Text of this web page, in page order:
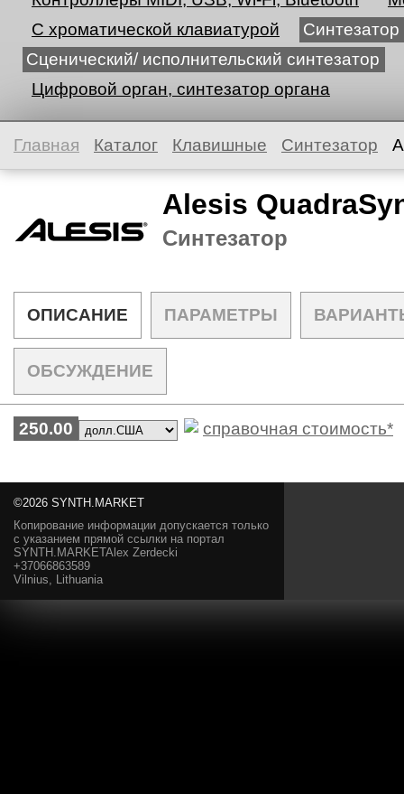
С хроматической клавиатурой
Синтезатор
Сценический/ исполнительский синтезатор
Цифровой орган, синтезатор органа
Главная Каталог Клавишные Синтезатор
Alesis
Синтезатор
ОПИСАНИЕ ПАРАМЕТРЫ
ОБСУЖДЕНИЕ
250.00 справочная стоимость*
©2026 SYNTH.MARKET
Копирование информации допускается только
с указанием прямой ссылки на портал
SYNTH.MARKETAlex Zerdecki
+37066863589
Vilnius, Lithuania